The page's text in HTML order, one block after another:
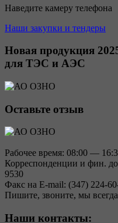
Наведите камеру телефона
Наши закупки и тендеры
Новая продукция
для ТЭС и АЭС
Оставьте отзыв
Рабочее время: 08:00 —
Корреспонденции и фин.
9530
Факс на E-mail: (347) 224-
Пишите, звоните, мы
Наши контакты: